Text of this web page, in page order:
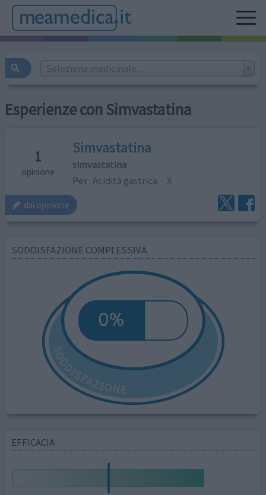
Seleziona medicinale...
Esperienze con Simvastatina
1
opinione
Simvastatina
simvastatina
Per Acidità gastrica X
dai opinione
SODDISFAZIONE COMPLESSIVA
EFFICACIA